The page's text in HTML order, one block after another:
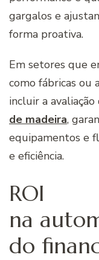
gargalos e
forma proativa.
Em setores que
como fábricas ou
incluir a
de madeira,
equipamentos e
e eficiência.
ROI
na
do